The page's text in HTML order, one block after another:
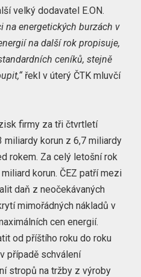
velký dodavatel E.ON.
na energetických burzách v
na další rok propisuje,
ceníků, stejně
řekl v úterý ČTK mluvčí
firmy za tři čtvrtletí
miliardy korun z 6,7 miliardy
rokem. Za celý letošní rok
korun. ČEZ patří mezi
daň z neočekávaných
mimořádných nákladů v
cen energií.
od příštího roku do roku
případě schválení
stropů na tržby z výroby